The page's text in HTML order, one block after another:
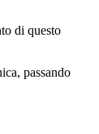
di questo
passando